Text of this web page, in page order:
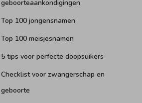
geboorteaankondigingen
Top 100 jongensnamen
Top 100 meisjesnamen
5 tips voor perfecte doopsuikers
Checklist voor zwangerschap en
geboorte